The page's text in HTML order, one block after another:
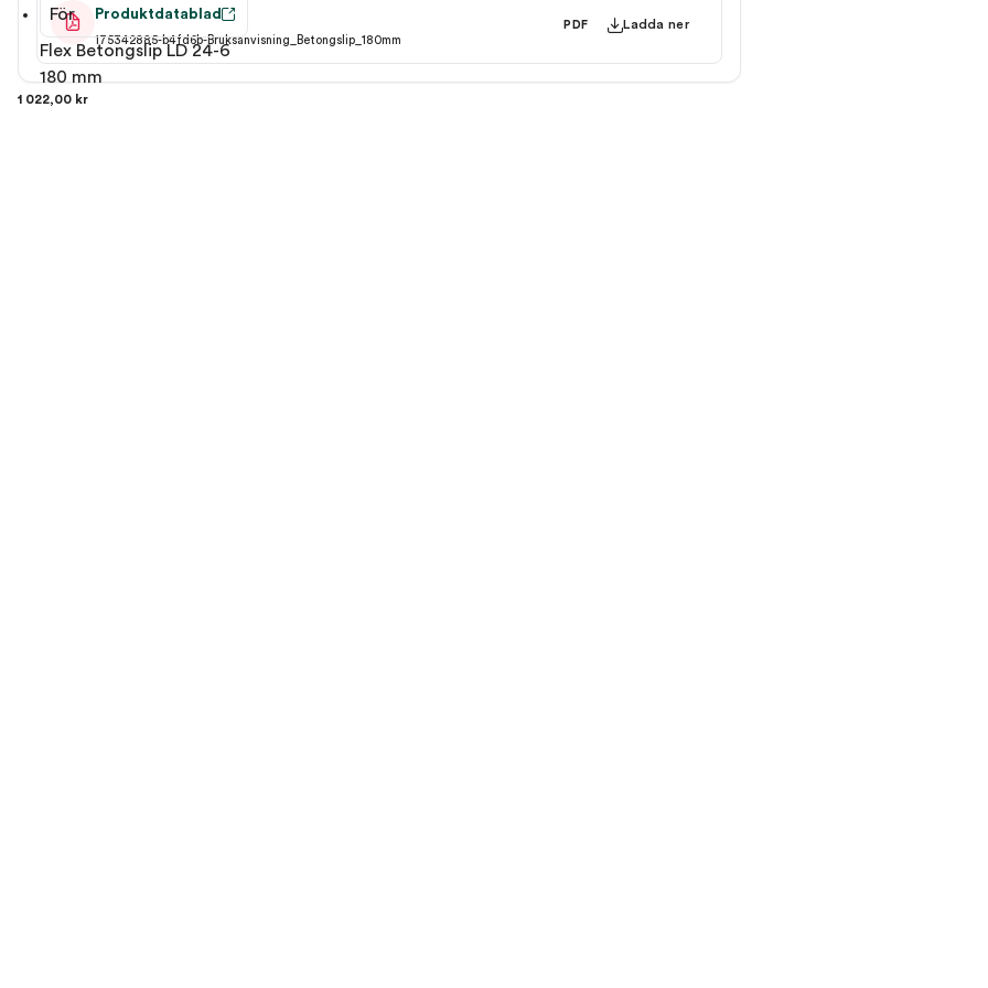
För
Flex Betongslip LD 24-6
180 mm
1 022,00 kr
Produktdatablad
175342885-b4fd6b-Bruksanvisning_Betongslip_180mm
PDF Ladda ner